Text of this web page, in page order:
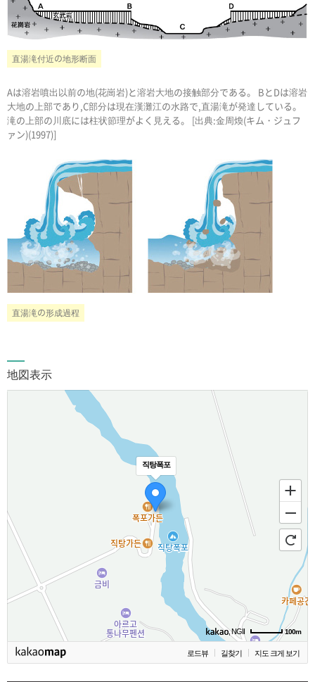
直湯滝付近の地形断面
Aは溶岩噴出以前の地(花崗岩)と溶岩大地の接触部分である。 BとDは溶岩
大地の上部であり,C部分は現在漢灘江の水路で,直湯滝が発達している。
滝の上部の川底には柱状節理がよく見える。 [出典:金周煥(キム・ジュフ
ァン)(1997)]
直湯滝の形成過程
地図表示
직탕폭포
100m
, NGII
로드뷰 길찾기 지도 크게 보기